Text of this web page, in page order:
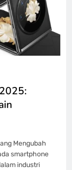
Mengubah
smartphone
industri